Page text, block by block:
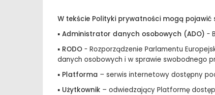
W tekście Polityki prywatności mogą pojawić
▪ Administrator danych osobowych (ADO) -
▪ RODO - Rozporządzenie Parlamentu
danych osobowych i w sprawie swobodnego
▪ Platforma – serwis internetowy dostępny
▪ Użytkownik – odwiedzający Platformę